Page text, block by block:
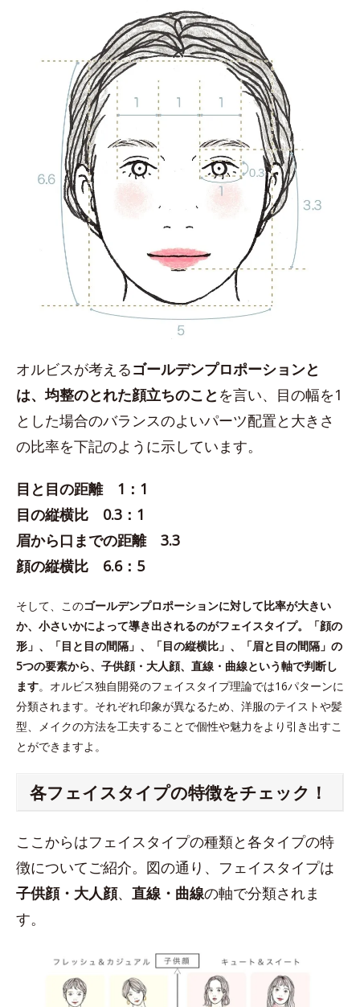
オルビスが考えるゴールデンプロポーションと
は、均整のとれた顔立ちのこと を言い、目の幅を1
とした場合のバランスのよいパーツ配置と大きさ
の比率を下記のように示しています。
目と目の距離 1：1
目の縦横比 0.3：1
眉から口までの距離 3.3
顔の縦横比 6.6：5
そして、このゴールデンプロポーションに対して比率が大きい
か、小さいかによって導き出されるのがフェイスタイプ。「顔の
形」、「目と目の間隔」、「目の縦横比」、「眉と目の間隔」の
5つの要素から、子供顔・大人顔、直線・曲線という軸で判断し
ます。オルビス独自開発のフェイスタイプ理論では16パターンに
分類されます。それぞれ印象が異なるため、洋服のテイストや髪
型、メイクの方法を工夫することで個性や魅力をより引き出すこ
とができますよ。
各フェイスタイプの特徴をチェック！
ここからはフェイスタイプの種類と各タイプの特
徴についてご紹介。図の通り、フェイスタイプは
子供顔・大人顔、 直線・曲線の軸で分類されま
す。